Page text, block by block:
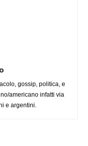
gossip, politica, e
americano infatti via
e argentini.